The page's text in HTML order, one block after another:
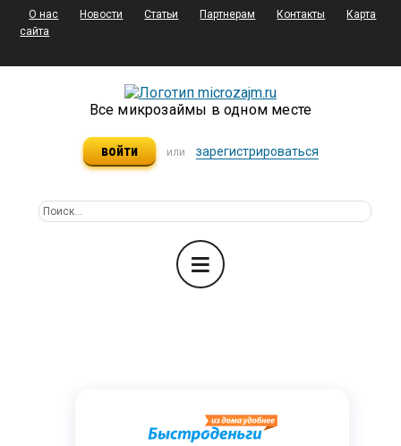
О нас Новости Статьи Партнерам Контакты
Карта
сайта
Все микрозаймы в одном месте
войти или зарегистрироваться